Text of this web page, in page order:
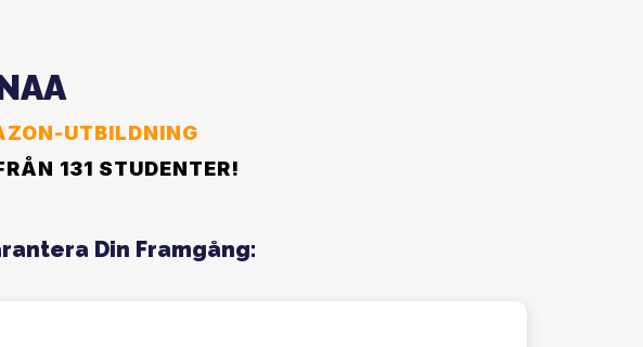
UTBILDNING
131 STUDENTER!
Din Framgång: